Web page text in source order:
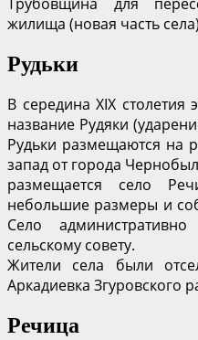
жилища (новая часть
Рудьки
В середина XIX столетия
название Рудяки
Рудьки размещаются на
запад от города
размещается село
небольшие размеры и
Село
сельскому совету.
Жители села были
Аркадиевка Згуровского
Речица